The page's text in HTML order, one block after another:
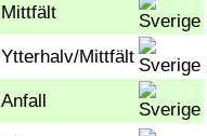
Mittfält
Ytterhalv/Mittfält
Anfall